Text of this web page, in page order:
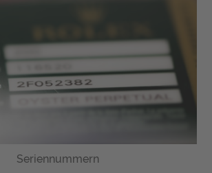
Seriennummern